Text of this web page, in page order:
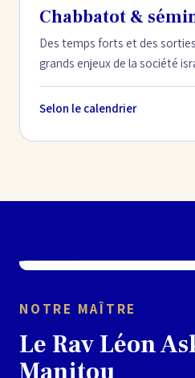
Chabbatot &
Des temps forts et des
grands enjeux de la société
Selon le calendrier
NOTRE MAÎTRE
Le Rav Léon